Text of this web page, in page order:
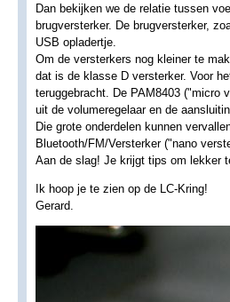
Dan bekijken we de relatie tussen
brugversterker. De brugversterker,
USB opladertje.
Om de versterkers nog kleiner te
dat is de klasse D versterker. Voor
teruggebracht. De PAM8403 ("micro
uit de volumeregelaar en de
Die grote onderdelen kunnen
Bluetooth/FM/Versterker ("nano
Aan de slag! Je krijgt tips om lekker
Ik hoop je te zien op de LC-Kring!
Gerard.